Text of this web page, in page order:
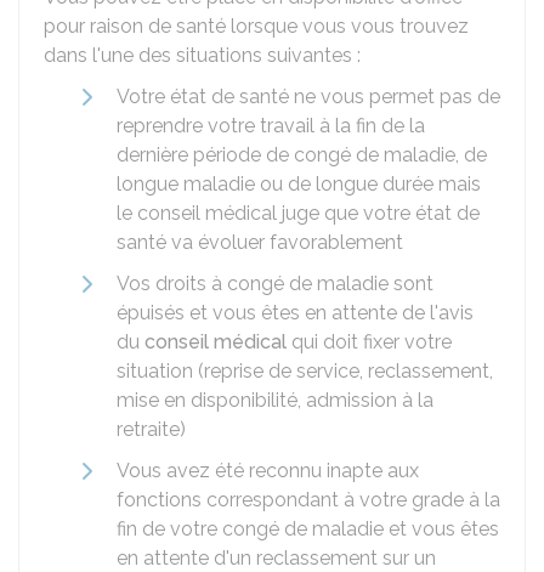
pour raison de santé lorsque vous vous trouvez
dans l'une des situations suivantes :
Votre état de santé ne vous permet pas de
reprendre votre travail à la fin de la
dernière période de congé de maladie, de
longue maladie ou de longue durée mais
le conseil médical juge que votre état de
santé va évoluer favorablement
Vos droits à congé de maladie sont
épuisés et vous êtes en attente de l'avis
du conseil médical qui doit fixer votre
situation (reprise de service, reclassement,
mise en disponibilité, admission à la
retraite)
Vous avez été reconnu inapte aux
fonctions correspondant à votre grade à la
fin de votre congé de maladie et vous êtes
en attente d'un reclassement sur un